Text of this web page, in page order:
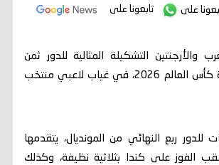
على تابعونا على
والأرجنتين التشكيلة المثالية للدور ثمن
النهائي من بطولة كأس العالم 2026، في غياب لاعبي منتخب
8 منتخبات للدور ربع النهائي من المونديال، يتقدمها
الفوز على كندا بثلاثية نظيفة، وكذلك